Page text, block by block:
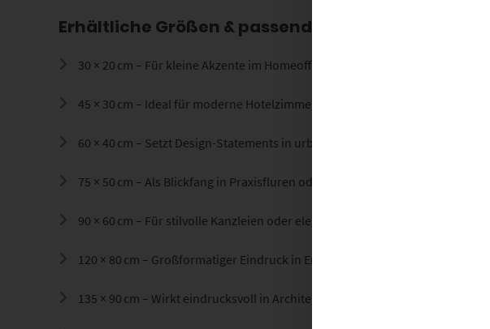
Erhältliche Größen & passende Räume
30 × 20 cm – Für kleine Akzente im Homeoffice oder Eingangsbereich
45 × 30 cm – Ideal für moderne Hotelzimmer oder schmale Wandflächen
60 × 40 cm – Setzt Design-Statements in urbanen Apartments
75 × 50 cm – Als Blickfang in Praxisfluren oder Beratungsbüros
90 × 60 cm – Für stilvolle Kanzleien oder elegante Showrooms
120 × 80 cm – Großformatiger Eindruck in Empfangsbereichen
135 × 90 cm – Wirkt eindrucksvoll in Architekturbüros oder Konferenzräumen